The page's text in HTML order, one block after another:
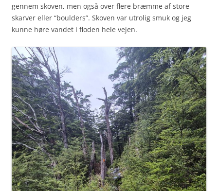
gennem skoven, men også over flere bræmme af store
skarver eller “boulders”. Skoven var utrolig smuk og jeg
kunne høre vandet i floden hele vejen.